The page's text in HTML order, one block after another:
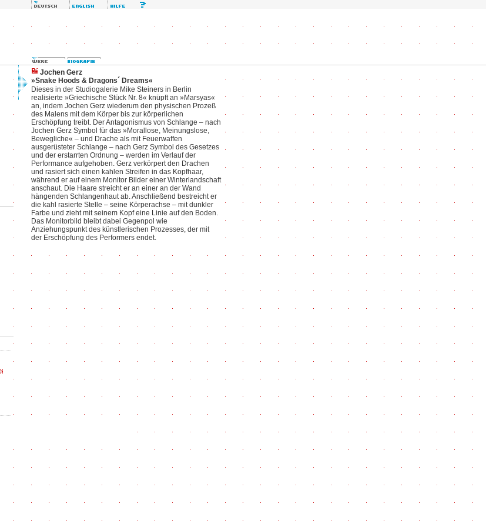
Jochen Gerz
»Snake Hoods & Dragons´ Dreams«
Dieses in der Studiogalerie Mike Steiners in Berlin
realisierte »Griechische Stück Nr. 8« knüpft an »Marsyas«
an, indem Jochen Gerz wiederum den physischen Prozeß
des Malens mit dem Körper bis zur körperlichen
Erschöpfung treibt. Der Antagonismus von Schlange – nach
Jochen Gerz Symbol für das »Morallose, Meinungslose,
Bewegliche« – und Drache als mit Feuerwaffen
ausgerüsteter Schlange – nach Gerz Symbol des Gesetzes
und der erstarrten Ordnung – werden im Verlauf der
Performance aufgehoben. Gerz verkörpert den Drachen
und rasiert sich einen kahlen Streifen in das Kopfhaar,
während er auf einem Monitor Bilder einer Winterlandschaft
anschaut. Die Haare streicht er an einer an der Wand
hängenden Schlangenhaut ab. Anschließend bestreicht er
die kahl rasierte Stelle – seine Körperachse – mit dunkler
Farbe und zieht mit seinem Kopf eine Linie auf den Boden.
Das Monitorbild bleibt dabei Gegenpol wie
Anziehungspunkt des künstlerischen Prozesses, der mit
der Erschöpfung des Performers endet.